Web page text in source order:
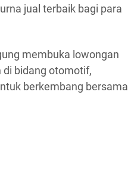
jual terbaik bagi para
membuka lowongan
di bidang otomotif,
berkembang bersama